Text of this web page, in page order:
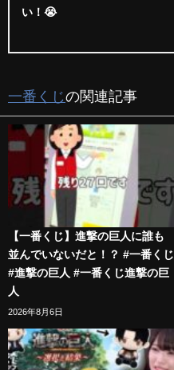
い！😭
一番くじの関連記事
【一番くじ】進撃の巨人に誰も
並んでいないだと！？ #一番くじ
#進撃の巨人 #一番くじ進撃の巨
人
2026年8月6日